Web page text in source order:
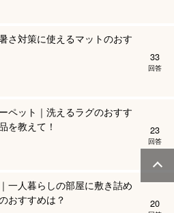
さ対策に使えるマットのおす
33
回答
ペット｜洗えるラグのおすす
を教えて！
23
回答
一人暮らしの部屋に敷き詰め
おすすめは？
20